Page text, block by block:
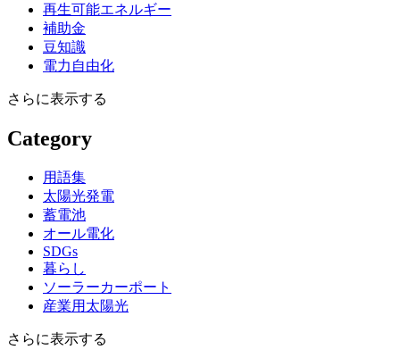
再生可能エネルギー
補助金
豆知識
電力自由化
さらに表示する
Category
用語集
太陽光発電
蓄電池
オール電化
SDGs
暮らし
ソーラーカーポート
産業用太陽光
さらに表示する